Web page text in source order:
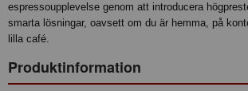
espressoupplevelse genom att introducera
smarta lösningar, oavsett om du är hemma, på
lilla café.
Produktinformation